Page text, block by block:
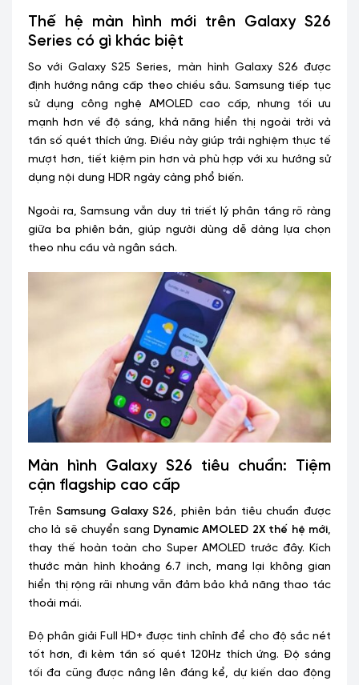
Thế hệ màn hình mới trên Galaxy S26
Series có gì khác biệt
So với Galaxy S25 Series, màn hình Galaxy S26 được
định hướng nâng cấp theo chiều sâu. Samsung tiếp tục
sử dụng công nghệ AMOLED cao cấp, nhưng tối ưu
mạnh hơn về độ sáng, khả năng hiển thị ngoài trời và
tần số quét thích ứng. Điều này giúp trải nghiệm thực tế
mượt hơn, tiết kiệm pin hơn và phù hợp với xu hướng sử
dụng nội dung HDR ngày càng phổ biến.
Ngoài ra, Samsung vẫn duy trì triết lý phân tầng rõ ràng
giữa ba phiên bản, giúp người dùng dễ dàng lựa chọn
theo nhu cầu và ngân sách.
Màn hình Galaxy S26 tiêu chuẩn: Tiệm
cận flagship cao cấp
Trên Samsung Galaxy S26, phiên bản tiêu chuẩn được
cho là sẽ chuyển sang Dynamic AMOLED 2X thế hệ mới,
thay thế hoàn toàn cho Super AMOLED trước đây. Kích
thước màn hình khoảng 6.7 inch, mang lại không gian
hiển thị rộng rãi nhưng vẫn đảm bảo khả năng thao tác
thoải mái.
Độ phân giải Full HD+ được tinh chỉnh để cho độ sắc nét
tốt hơn, đi kèm tần số quét 120Hz thích ứng. Độ sáng
tối đa cũng được nâng lên đáng kể, dự kiến dao động